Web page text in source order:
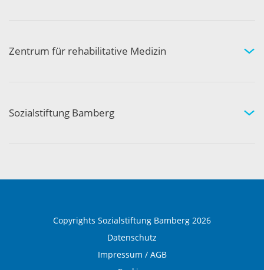
Kompetenznetzwerk
Zentrum für rehabilitative Medizin
Medical Wellness
Sozialstiftung Bamberg
Copyrights Sozialstiftung Bamberg 2026
Datenschutz
Impressum / AGB